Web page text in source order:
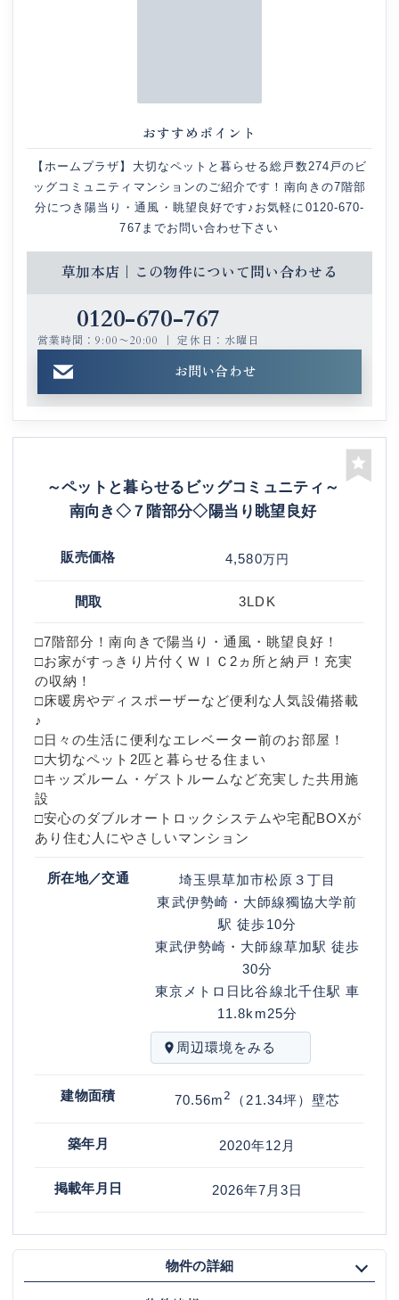
おすすめポイント
【ホームプラザ】大切なペットと暮らせる総戸数274戸のビ
ッグコミュニティマンションのご紹介です！南向きの7階部
分につき陽当り・通風・眺望良好です♪お気軽に0120-670-
767までお問い合わせ下さい
草加本店｜この物件について問い合わせる
0120-670-767
営業時間：9:00〜20:00 ｜ 定休日：水曜日
お問い合わせ
～ペットと暮らせるビッグコミュニティ～
南向き◇７階部分◇陽当り眺望良好
販売価格 4,580万円
間取 3LDK
□7階部分！南向きで陽当り・通風・眺望良好！
□お家がすっきり片付くＷＩＣ2ヵ所と納戸！充実
の収納！
□床暖房やディスポーザーなど便利な人気設備搭載
♪
□日々の生活に便利なエレベーター前のお部屋！
□大切なペット2匹と暮らせる住まい
□キッズルーム・ゲストルームなど充実した共用施
設
□安心のダブルオートロックシステムや宅配BOXが
あり住む人にやさしいマンション
所在地／交通
埼玉県草加市松原３丁目
東武伊勢崎・大師線獨協大学前
駅 徒歩10分
東武伊勢崎・大師線草加駅 徒歩
30分
東京メトロ日比谷線北千住駅 車
11.8km25分
周辺環境をみる
建物面積 70.56m 2 （21.34坪）壁芯
築年月 2020年12月
掲載年月日 2026年7月3日
物件の詳細